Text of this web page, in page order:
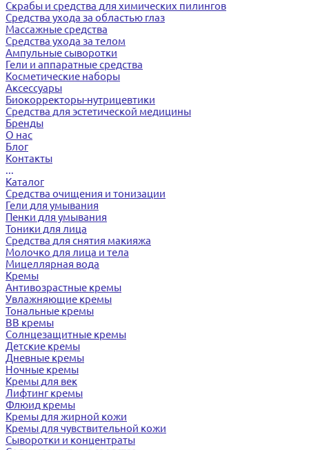
Скрабы и средства для химических пилингов
Средства ухода за областью глаз
Массажные средства
Средства ухода за телом
Ампульные сыворотки
Гели и аппаратные средства
Косметические наборы
Аксессуары
Биокорректоры-нутрицевтики
Средства для эстетической медицины
Бренды
О нас
Блог
Контакты
...
Каталог
Средства очищения и тонизации
Гели для умывания
Пенки для умывания
Тоники для лица
Средства для снятия макияжа
Молочко для лица и тела
Мицеллярная вода
Кремы
Антивозрастные кремы
Увлажняющие кремы
Тональные кремы
BB кремы
Солнцезащитные кремы
Детские кремы
Дневные кремы
Ночные кремы
Кремы для век
Лифтинг кремы
Флюид кремы
Кремы для жирной кожи
Кремы для чувствительной кожи
Сыворотки и концентраты